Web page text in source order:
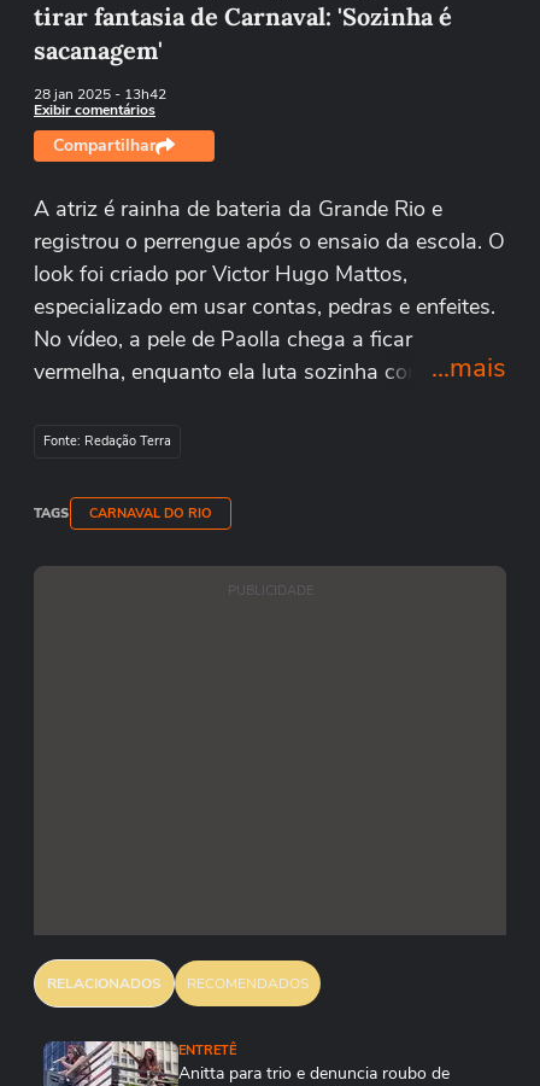
tirar fantasia de Carnaval: 'Sozinha é
sacanagem'
28 jan 2025- 13h42
Exibir comentários
Compartilhar
A atriz é rainha de bateria da Grande Rio e
registrou o perrengue após o ensaio da escola. O
look foi criado por Victor Hugo Mattos,
especializado em usar contas, pedras e enfeites.
No vídeo, a pele de Paolla chega a ficar
vermelha, enquanto ela luta sozinha contra os
Reprodução/TikTok/@paollaoliveirareal
...mais
Fonte: Redação Terra
TAGS CARNAVAL DO RIO
PUBLICIDADE
RELACIONADOS RECOMENDADOS
ENTRETÊ
Anitta para trio e denuncia roubo de